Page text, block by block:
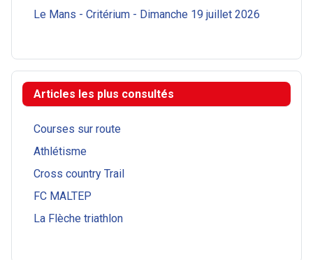
Le Mans - Critérium - Dimanche 19 juillet 2026
Articles les plus consultés
Courses sur route
Athlétisme
Cross country Trail
FC MALTEP
La Flèche triathlon